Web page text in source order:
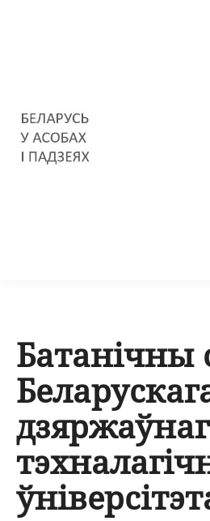
Батанічны